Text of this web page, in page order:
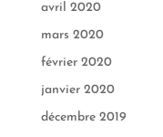
avril 2020
mars 2020
février 2020
janvier 2020
décembre 2019